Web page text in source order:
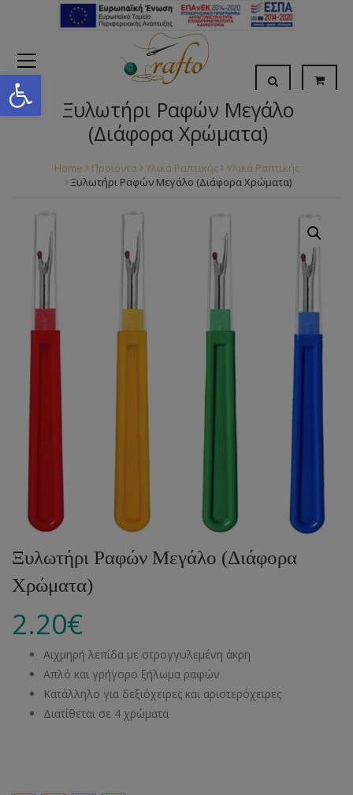
Open toolbar
Ξυλωτήρι Ραφών Μεγάλο
(Διάφορα Χρώματα)
Home Προϊόντα Υλικά Ραπτικής
Υλικά Ραπτικής
Ξυλωτήρι Ραφών Μεγάλο (Διάφορα Χρώματα)
Ξυλωτήρι Ραφών Μεγάλο (Διάφορα
Χρώματα)
2.20€
Αιχμηρή λεπίδα με στρογγυλεμένη άκρη
Απλό και γρήγορο ξήλωμα ραφών
Κατάλληλο για δεξιόχειρες και αριστερόχειρες
Διατίθεται σε 4 χρώματα